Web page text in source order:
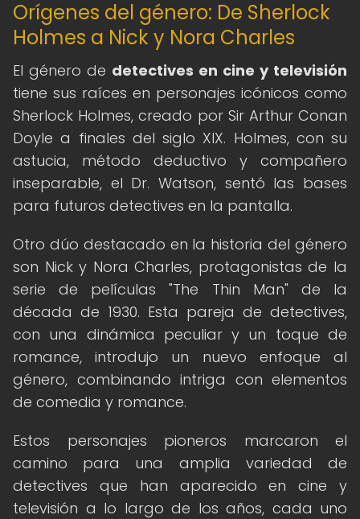
Orígenes del género: De Sherlock
Holmes a Nick y Nora Charles
El género de detectives en cine y televisión
tiene sus raíces en personajes icónicos como
Sherlock Holmes, creado por Sir Arthur Conan
Doyle a finales del siglo XIX. Holmes, con su
astucia, método deductivo y compañero
inseparable, el Dr. Watson, sentó las bases
para futuros detectives en la pantalla.
Otro dúo destacado en la historia del género
son Nick y Nora Charles, protagonistas de la
serie de películas "The Thin Man" de la
década de 1930. Esta pareja de detectives,
con una dinámica peculiar y un toque de
romance, introdujo un nuevo enfoque al
género, combinando intriga con elementos
de comedia y romance.
Estos personajes pioneros marcaron el
camino para una amplia variedad de
detectives que han aparecido en cine y
televisión a lo largo de los años, cada uno